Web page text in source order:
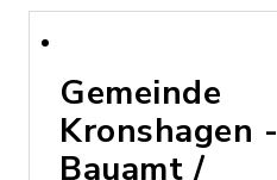
Gemeinde
Kronshagen -
Bauamt /